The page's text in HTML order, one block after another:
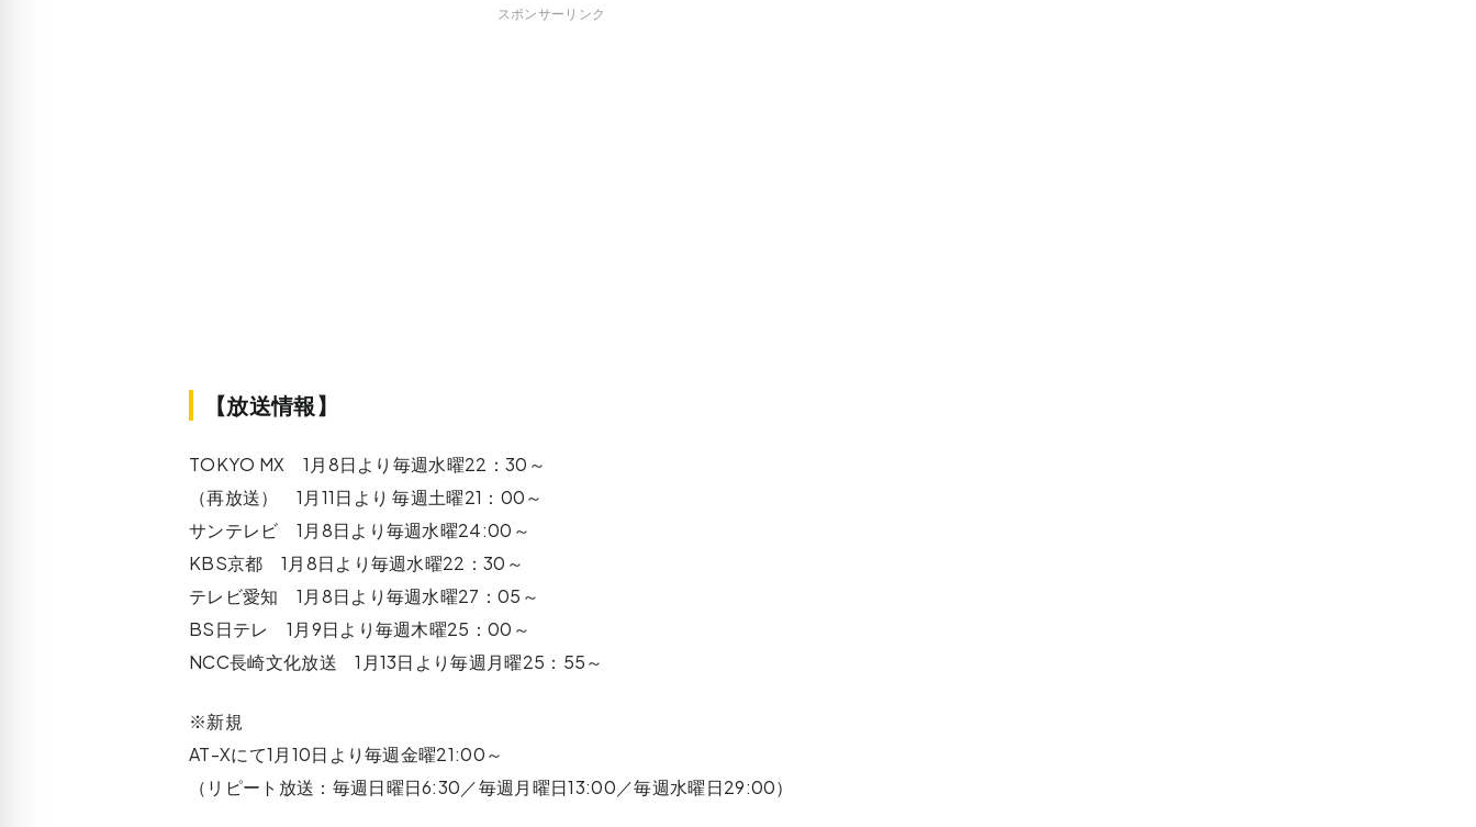
スポンサーリンク
【放送情報】
TOKYO MX 1月8日より毎週水曜22：30～
（再放送） 1月11日より 毎週土曜21：00～
サンテレビ 1月8日より毎週水曜24:00～
KBS京都 1月8日より毎週水曜22：30～
テレビ愛知 1月8日より毎週水曜27：05～
BS日テレ 1月9日より毎週木曜25：00～
NCC長崎文化放送 1月13日より毎週月曜25：55～
※新規
AT-Xにて1月10日より毎週金曜21:00～
（リピート放送：毎週日曜日6:30／毎週月曜日13:00／毎週水曜日29:00）